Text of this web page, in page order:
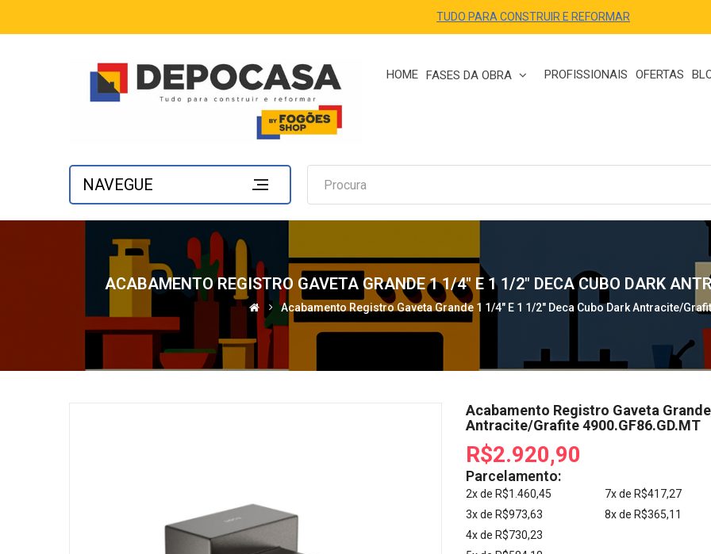
TUDO PARA CONSTRUIR E REFORMAR
HOME FASES DA OBRA PROFISSIONAIS OFERTAS
NAVEGUE
ACABAMENTO REGISTRO GAVETA GRANDE 1 1/4" E 1 1/2" DECA CUBO DARK
Acabamento Registro Gaveta Grande 1 1/4" E 1 1/2" Deca Cubo Dark Antracite/
Acabamento Registro Gaveta
Antracite/Grafite 4900.GF86.GD.MT
R$2.920,90
Parcelamento:
2x de R$1.460,45
3x de R$973,63
4x de R$730,23
7x de R$417,27
8x de R$365,11